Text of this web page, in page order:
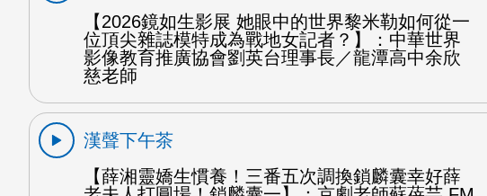
【2026鏡如生影展 她眼中的世界黎米勒如何從一
位頂尖雜誌模特成為戰地女記者？】：中華世界
影像教育推廣協會劉英台理事長／龍潭高中余欣
慈老師
漢聲下午茶
【薛湘靈嬌生慣養！三番五次調換鎖麟囊幸好薛